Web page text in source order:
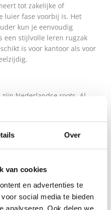
Over
van cookies
en advertenties te
social media te bieden
analyseren. Ook delen we
tot zakelijke of
luier fase voorbij is. Het
kun je eenvoudig
een stijlvolle leren rugzak
is voor kantoor als voor
Nederlandse roots. Al
een internationaal
het perfecte voorbeeld van.
gebruiksgemak,
is de Chicago rugtas
en stijlvol donkerbruin.